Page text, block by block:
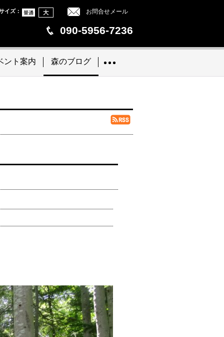
お問合せメール
イズ：
090-5956-7236
ント案内 森のブログ